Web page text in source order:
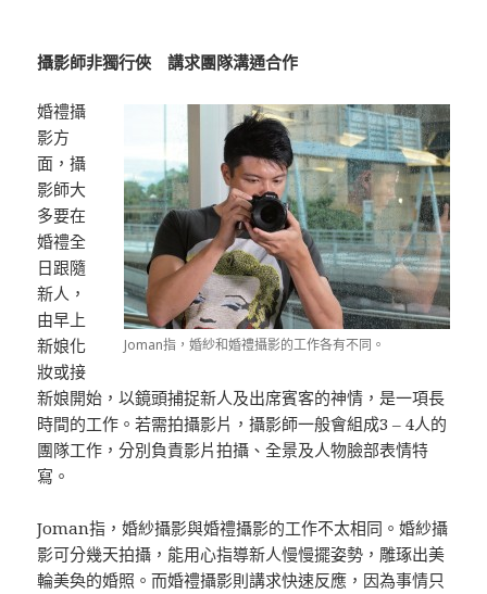
攝影師非獨行俠 講求團隊溝通合作
Joman指，婚紗和婚禮攝影的工作各有不同。
婚禮攝
影方
面，攝
影師大
多要在
婚禮全
日跟隨
新人，
由早上
新娘化
妝或接
新娘開始，以鏡頭捕捉新人及出席賓客的神情，是一項長
時間的工作。若需拍攝影片，攝影師一般會組成3 – 4人的
團隊工作，分別負責影片拍攝、全景及人物臉部表情特
寫。
Joman指，婚紗攝影與婚禮攝影的工作不太相同。婚紗攝
影可分幾天拍攝，能用心指導新人慢慢擺姿勢，雕琢出美
輪美奐的婚照。而婚禮攝影則講求快速反應，因為事情只